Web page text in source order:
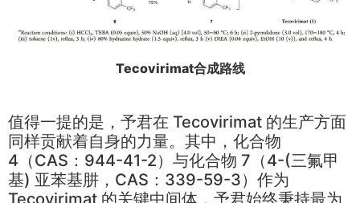
Tecovirimat合成路线
值得一提的是，予君在 Tecovirimat 的生产方面
同样贡献着自身的力量。其中，化合物
4（CAS：944-41-2）与化合物 7（4-(三氟甲
基) 亚苯基肼，CAS：339-59-3）作为
Tecovirimat 的关键中间体，予君始终秉持最为